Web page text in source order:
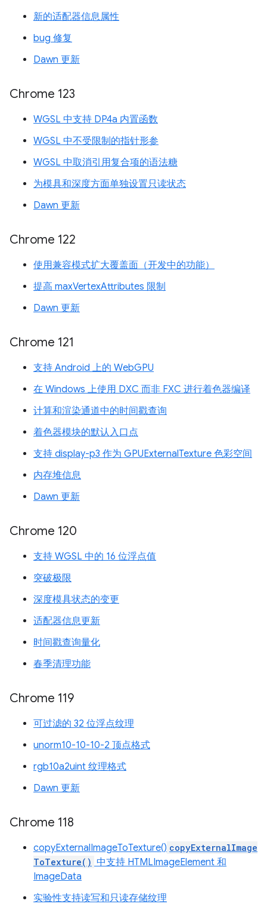
新的适配器信息属性
bug 修复
Dawn 更新
Chrome 123
WGSL 中支持 DP4a 内置函数
WGSL 中不受限制的指针形参
WGSL 中取消引用复合项的语法糖
为模具和深度方面单独设置只读状态
Dawn 更新
Chrome 122
使用兼容模式扩大覆盖面（开发中的功能）
提高 maxVertexAttributes 限制
Dawn 更新
Chrome 121
支持 Android 上的 WebGPU
在 Windows 上使用 DXC 而非 FXC 进行着色器编译
计算和渲染通道中的时间戳查询
着色器模块的默认入口点
支持 display-p3 作为 GPUExternalTexture 色彩空间
内存堆信息
Dawn 更新
Chrome 120
支持 WGSL 中的 16 位浮点值
突破极限
深度模具状态的变更
适配器信息更新
时间戳查询量化
春季清理功能
Chrome 119
可过滤的 32 位浮点纹理
unorm10-10-10-2 顶点格式
rgb10a2uint 纹理格式
Dawn 更新
Chrome 118
copyExternalImageToTexture() copyExternalImage
ToTexture() 中支持 HTMLImageElement 和
ImageData
实验性支持读写和只读存储纹理